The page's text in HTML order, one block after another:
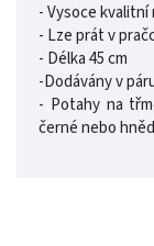
- Vysoce kvalitní
- Lze prát v
- Délka 45 cm
-Dodávány v
- Potahy na
černé nebo